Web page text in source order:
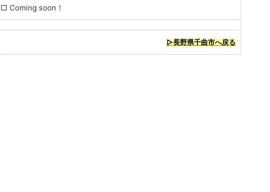
□ Coming soon！
▷長野県千曲市へ戻る